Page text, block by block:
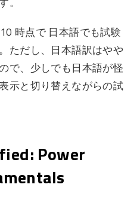
時点で 日本語でも試験
ただし、日本語訳はやや
で、少しでも日本語が怪
示と切り替えながらの試
Power